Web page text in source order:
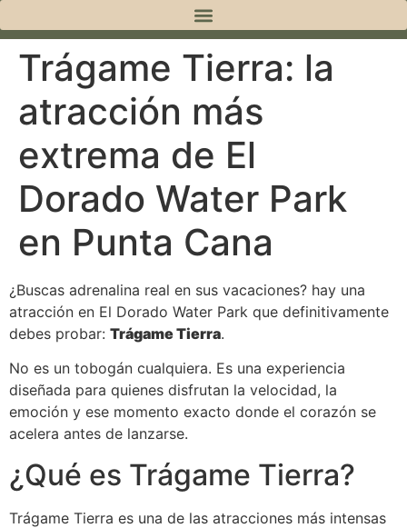
Trágame Tierra: la
atracción más
extrema de El
Dorado Water Park
en Punta Cana
¿Buscas adrenalina real en sus vacaciones? hay una
atracción en El Dorado Water Park que definitivamente
debes probar: Trágame Tierra.
No es un tobogán cualquiera. Es una experiencia
diseñada para quienes disfrutan la velocidad, la
emoción y ese momento exacto donde el corazón se
acelera antes de lanzarse.
¿Qué es Trágame Tierra?
Trágame Tierra es una de las atracciones más intensas